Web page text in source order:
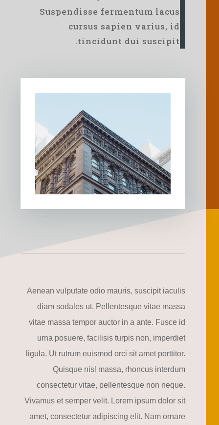
Suspendisse fermentum lacus
cursus sapien varius, id
tincidunt dui suscipit.
Aenean vulputate odio mauris, suscipit iaculis
diam sodales ut. Pellentesque vitae massa
vitae massa tempor auctor in a ante. Fusce id
urna posuere, facilisis turpis non, imperdiet
ligula. Ut rutrum euismod orci sit amet porttitor.
Quisque nisl massa, rhoncus interdum
consectetur vitae, pellentesque non neque.
Vivamus et semper velit. Lorem ipsum dolor sit
amet, consectetur adipiscing elit. Nam ornare